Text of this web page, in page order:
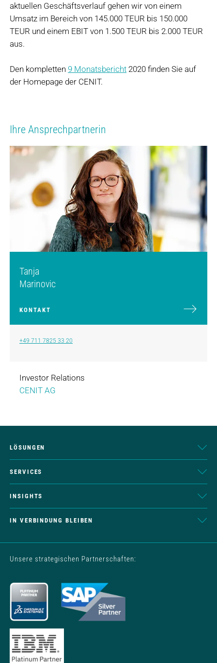
aktuellen Geschäftsverlauf gehen wir von einem
Umsatz im Bereich von 145.000 TEUR bis 150.000
TEUR und einem EBIT von 1.500 TEUR bis 2.000 TEUR
aus.
Den kompletten 9 Monatsbericht 2020 finden Sie auf
der Homepage der CENIT.
Ihre Ansprechpartnerin
Tanja
Marinovic
KONTAKT
+49 711 7825 33 20
Investor Relations
CENIT AG
LÖSUNGEN
SERVICES
INSIGHTS
IN VERBINDUNG BLEIBEN
Unsere strategischen Partnerschaften: